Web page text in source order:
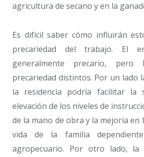
agricultura de secano y en la
Es difícil saber cómo influirán
precariedad del trabajo. El
generalmente precario, pero
precariedad distintos. Por un lado
la residencia podría facilitar la
elevación de los niveles de
de la mano de obra y la mejoría en
vida de la familia
agropecuario. Por otro lado, la